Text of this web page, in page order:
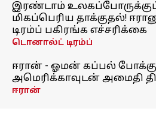
இரண்டாம்
மிகப்பெரிய தாக்குதல்!
டிரம்ப் பகிரங்க எச்சரிக்கை
டொனால்ட் டிரம்ப்
ஈரான் - ஓமன் கப்பல்
அமெரிக்காவுடன் அமைதி
ஈரான்